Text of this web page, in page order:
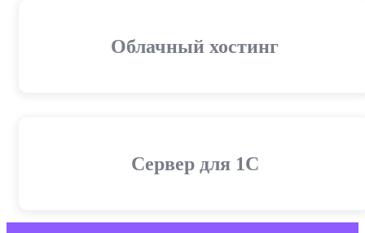
Облачный хостинг
Cервер для 1С